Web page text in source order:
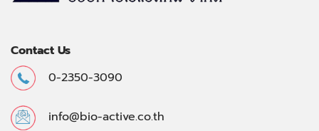
Contact Us
0-2350-3090
info@bio-active.co.th